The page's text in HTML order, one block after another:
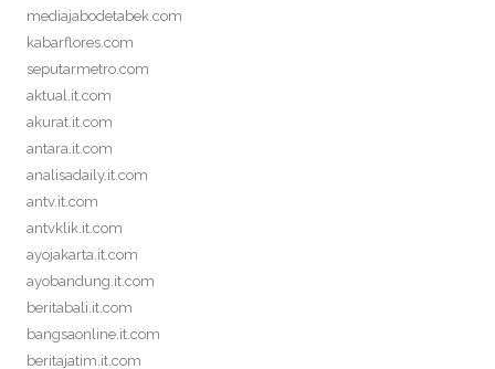
mediajabodetabek.com
kabarflores.com
seputarmetro.com
aktual.it.com
akurat.it.com
antara.it.com
analisadaily.it.com
antv.it.com
antvklik.it.com
ayojakarta.it.com
ayobandung.it.com
beritabali.it.com
bangsaonline.it.com
beritajatim.it.com